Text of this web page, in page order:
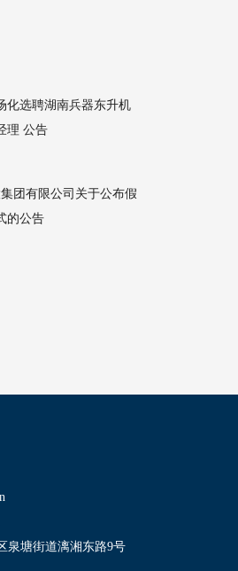
化选聘湖南兵器东升机
理 公告
团有限公司关于公布假
的公告
泉塘街道漓湘东路9号